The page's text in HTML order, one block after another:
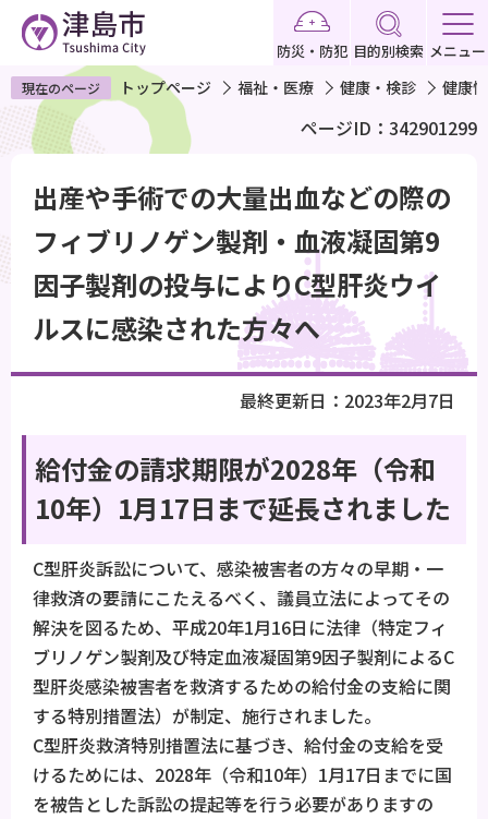
ペ
ー
ジ
で
す
防災・防犯 目的別検索 メニュー
現在のページ トップページ 福祉・医療 健康・検診 健康
ページID：342901299
出産や手術での大量出血などの際の
フィブリノゲン製剤・血液凝固第9
因子製剤の投与によりC型肝炎ウイ
ルスに感染された方々へ
最終更新日：2023年2月7日
給付金の請求期限が2028年（令和
10年）1月17日まで延長されました
C型肝炎訴訟について、感染被害者の方々の早期・一
律救済の要請にこたえるべく、議員立法によってその
解決を図るため、平成20年1月16日に法律（特定フィ
ブリノゲン製剤及び特定血液凝固第9因子製剤によるC
型肝炎感染被害者を救済するための給付金の支給に関
する特別措置法）が制定、施行されました。
C型肝炎救済特別措置法に基づき、給付金の支給を受
けるためには、2028年（令和10年）1月17日までに国
を被告とした訴訟の提起等を行う必要がありますの